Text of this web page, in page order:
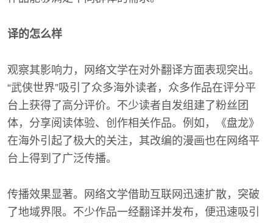
译的怎么样
观察其影响力，网络文学在对外翻译方面表现突出。
“武侠世界”吸引了众多海外读者，众多作品在评分平
台上获得了高分评价。不少读者自发组建了粉丝团
体，分享阅读体验、创作相关作品。例如，《盘龙》
在海外引起了极大的关注，其改编的漫画也在网络平
台上得到了广泛传播。
传播效果显著。网络文学借助互联网迅速扩散，突破
了地域界限。不少作品一经翻译并发布，便迅速吸引